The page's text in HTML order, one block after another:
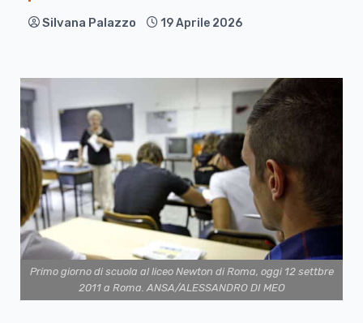
Silvana Palazzo 19 Aprile 2026
Primo giorno di scuola al liceo Newton di Roma, oggi 12 settbre
2011 a Roma. ANSA/ALESSANDRO DI MEO